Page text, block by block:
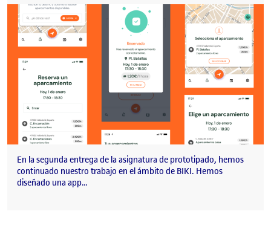
En la segunda entrega de la asignatura de prototipado, hemos
continuado nuestro trabajo en el ámbito de BIKI. Hemos
diseñado una app…